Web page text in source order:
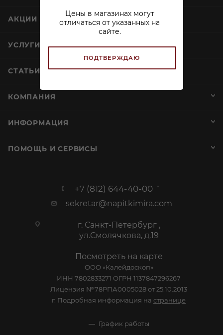
Цены в магазинах могут
отличаться от указанных на
сайте.
ПОДТВЕРЖДАЮ
АКЦИИ
УСЛУГИ
СТАТЬИ
КОМПАНИЯ
ИНФОРМАЦИЯ
ПОМОЩЬ И СЕРВИСЫ
+7 (812) 644-40-00
sekretar@napitkimira.com
г. Санкт-Петербург ,
ул.Смолячкова, д.19
Посмотреть на карте
ООО «Калейдоскоп»
ИНН 7802833271 ОГРН 1137847296267
Лицензия №78РПА0005028 от 25.10.2013
г. Подробная информация на странице
График работы